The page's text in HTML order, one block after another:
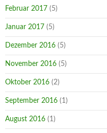
Februar 2017 (5)
Januar 2017 (5)
Dezember 2016 (5)
November 2016 (5)
Oktober 2016 (2)
September 2016 (1)
August 2016 (1)